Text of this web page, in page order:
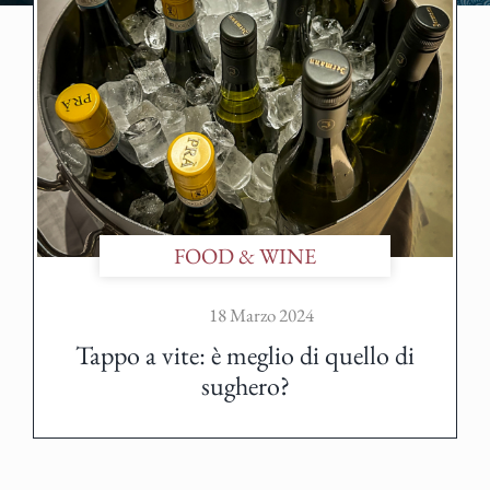
FOOD & WINE
18 Marzo 2024
Tappo a vite: è meglio di quello di
sughero?